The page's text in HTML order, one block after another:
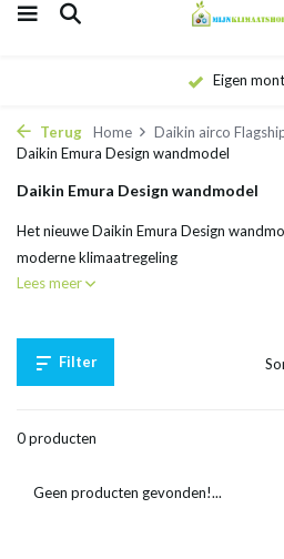
Eigen
Terug Home
Daikin airco
Daikin Emura Design wandmodel
Daikin Emura Design wandmodel
Het nieuwe Daikin Emura Design
moderne klimaatregeling
Lees meer
Filter
0 producten
Geen producten gevonden!...